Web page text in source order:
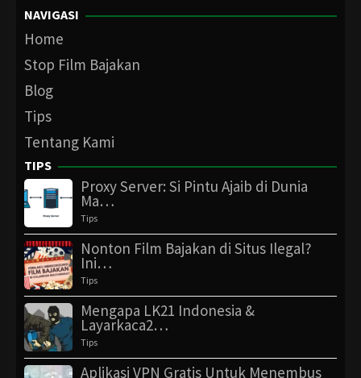
NAVIGASI
Home
Stop Film Bajakan
Blog
Tips
Tentang Kami
TIPS
Proxy Server: Si Pintu Ajaib di Dunia
Ma…
Tips
Nonton Film Bajakan di Situs Ilegal?
Ini…
Tips
Mengapa LK21 Indonesia &
Layarkaca2…
Tips
Aplikasi VPN Gratis Untuk Menembus